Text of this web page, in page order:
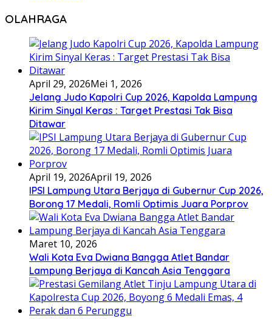
OLAHRAGA
April 29, 2026Mei 1, 2026
Jelang Judo Kapolri Cup 2026, Kapolda Lampung
Kirim Sinyal Keras : Target Prestasi Tak Bisa
Ditawar
April 19, 2026April 19, 2026
IPSI Lampung Utara Berjaya di Gubernur Cup 2026,
Borong 17 Medali, Romli Optimis Juara Porprov
Maret 10, 2026
Wali Kota Eva Dwiana Bangga Atlet Bandar
Lampung Berjaya di Kancah Asia Tenggara